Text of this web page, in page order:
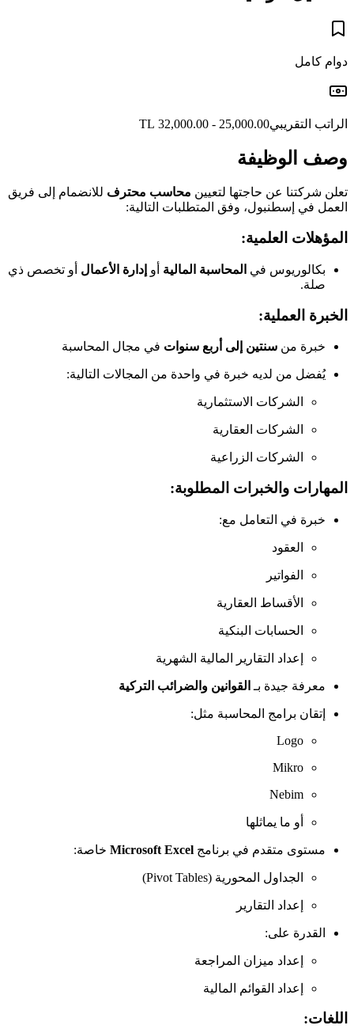
دوام كامل
الراتب التقريبي25,000.00 - 32,000.00 TL
وصف الوظيفة
تعلن شركتنا عن حاجتها لتعيين محاسب محترف للانضمام إلى فريق
العمل في إسطنبول، وفق المتطلبات التالية:
المؤهلات العلمية:
بكالوريوس في المحاسبة المالية أو إدارة الأعمال أو تخصص ذي
صلة.
الخبرة العملية:
خبرة من سنتين إلى أربع سنوات في مجال المحاسبة
يُفضل من لديه خبرة في واحدة من المجالات التالية:
الشركات الاستثمارية
الشركات العقارية
الشركات الزراعية
المهارات والخبرات المطلوبة:
خبرة في التعامل مع:
العقود
الفواتير
الأقساط العقارية
الحسابات البنكية
إعداد التقارير المالية الشهرية
معرفة جيدة بـ القوانين والضرائب التركية
إتقان برامج المحاسبة مثل:
Logo
Mikro
Nebim
أو ما يماثلها
مستوى متقدم في برنامج Microsoft Excel خاصة:
الجداول المحورية (Pivot Tables)
إعداد التقارير
القدرة على:
إعداد ميزان المراجعة
إعداد القوائم المالية
اللغات: